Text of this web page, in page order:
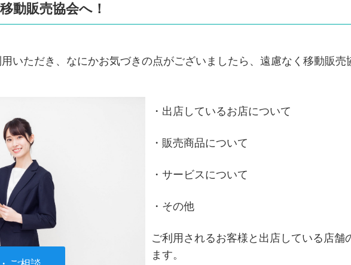
動販売協会へ！
いただき、なにかお気づきの点がございましたら、遠慮なく移動販売
・出店しているお店について
・販売商品について
・サービスについて
・その他
ご利用されるお客様と出店している店
ます。